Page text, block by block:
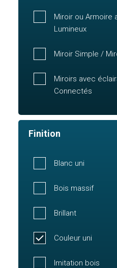
Miroir ou Armoire
Lumineux
Miroir Simple /
Miroirs avec
Connectés
Finition
Blanc uni
Bois massif
Brillant
Couleur uni
Imitation bois